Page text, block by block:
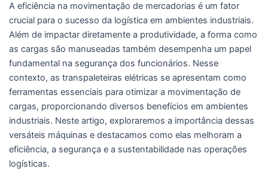
A eficiência na movimentação de mercadorias é um fator
crucial para o sucesso da logística em ambientes industriais.
Além de impactar diretamente a produtividade, a forma como
as cargas são manuseadas também desempenha um papel
fundamental na segurança dos funcionários. Nesse
contexto, as transpaleteiras elétricas se apresentam como
ferramentas essenciais para otimizar a movimentação de
cargas, proporcionando diversos benefícios em ambientes
industriais. Neste artigo, exploraremos a importância dessas
versáteis máquinas e destacamos como elas melhoram a
eficiência, a segurança e a sustentabilidade nas operações
logísticas.